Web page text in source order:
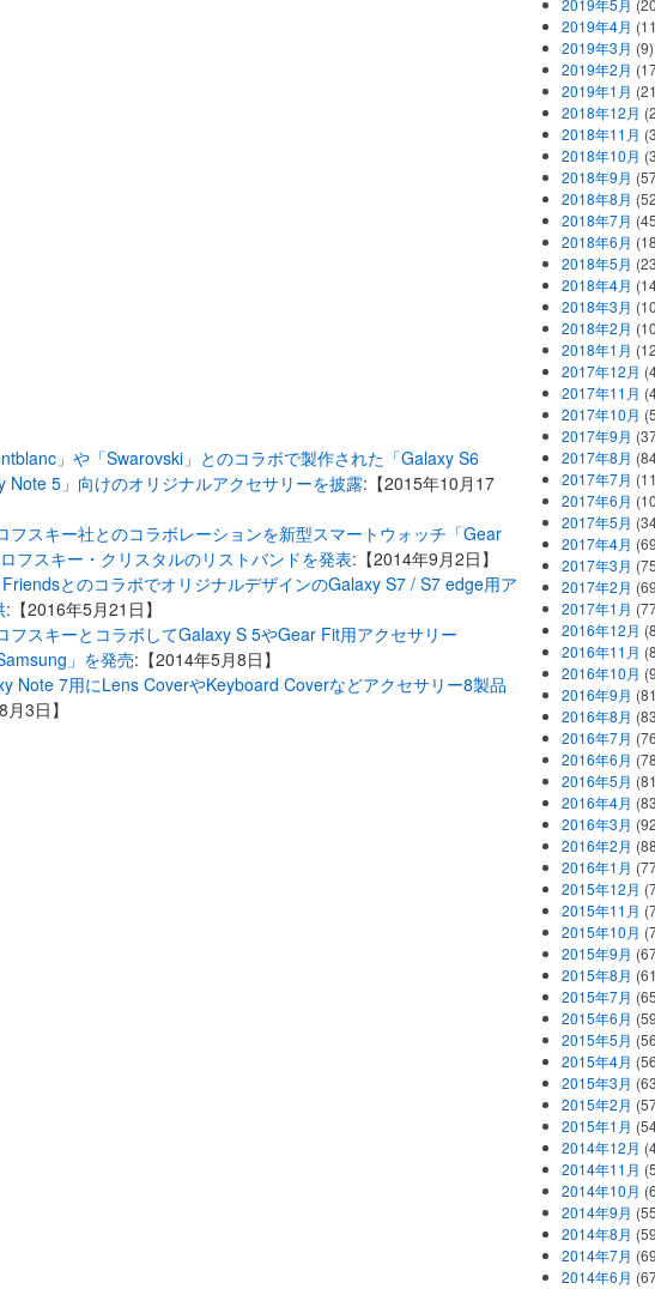
」や「Swarovski」とのコラボで製作された「Galaxy S6
Note 5」向けのオリジナルアクセサリーを披露:【2015年10月17
フスキー社とのコラボレーションを新型スマートウォッチ「Gear
フスキー・クリスタルのリストバンドを発表:【2014年9月2日】
とのコラボでオリジナルデザインのGalaxy S7 / S7 edge用ア
:【2016年5月21日】
フスキーとコラボしてGalaxy S 5やGear Fit用アクセサリー
」を発売:【2014年5月8日】
Note 7用にLens CoverやKeyboard Coverなどアクセサリー8製品
3日】
2019年5月
2019年4月
2019年3月 (9)
2019年2月
2019年1月
2018年12月
2018年11月
2018年10月
2018年9月
2018年8月
2018年7月
2018年6月
2018年5月
2018年4月
2018年3月
2018年2月
2018年1月
2017年12月
2017年11月
2017年10月
2017年9月
2017年8月
2017年7月
2017年6月
2017年5月
2017年4月
2017年3月
2017年2月
2017年1月
2016年12月
2016年11月
2016年10月
2016年9月
2016年8月
2016年7月
2016年6月
2016年5月
2016年4月
2016年3月
2016年2月
2016年1月
2015年12月
2015年11月
2015年10月
2015年9月
2015年8月
2015年7月
2015年6月
2015年5月
2015年4月
2015年3月
2015年2月
2015年1月
2014年12月
2014年11月
2014年10月
2014年9月
2014年8月
2014年7月
2014年6月